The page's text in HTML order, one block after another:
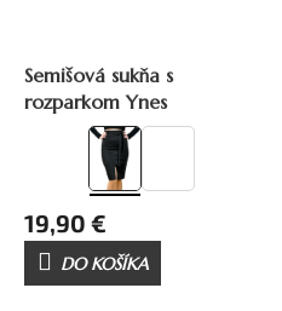
Semišová sukňa s
rozparkom Ynes
19,90 €
DO KOŠÍKA